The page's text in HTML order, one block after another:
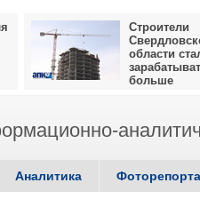
Строители
области
больше
Аналитика